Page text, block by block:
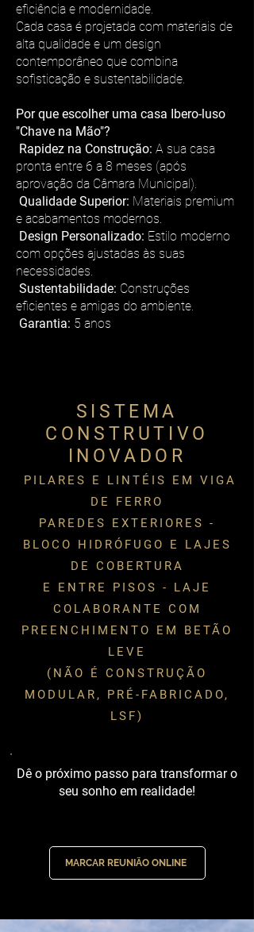
eficiência e modernidade.
Cada casa é projetada com materiais de
alta qualidade e um design
contemporâneo que combina
sofisticação e sustentabilidade.
Por que escolher uma casa Ibero-luso
"Chave na Mão"?
Rapidez na Construção: A sua casa
pronta entre 6 a 8 meses (após
aprovação da Câmara Municipal).
Qualidade Superior: Materiais premium
e acabamentos modernos.
Design Personalizado: Estilo moderno
com opções ajustadas às suas
necessidades.
Sustentabilidade: Construções
eficientes e amigas do ambiente.
Garantia: 5 anos
SISTEMA
CONSTRUTIVO
INOVADOR
PILARES E LINTÉIS EM VIGA
DE FERRO
PAREDES EXTERIORES -
BLOCO HIDRÓFUGO E LAJES
DE COBERTURA
E ENTRE PISOS - LAJE
COLABORANTE COM
PREENCHIMENTO EM BETÃO
LEVE
(NÃO É CONSTRUÇÃO
MODULAR, PRÉ-FABRICADO,
LSF)
Dê o próximo passo para transformar o
seu sonho em realidade!
MARCAR REUNIÃO ONLINE